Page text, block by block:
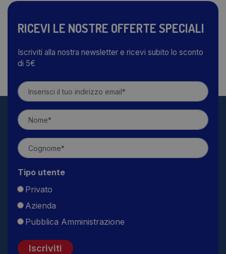
RICEVI LE NOSTRE OFFERTE SPECIALI
Iscriviti alla nostra newsletter e ricevi subito lo sconto
di 5€
Tipo utente
Privato
Azienda
Pubblica Amministrazione
Iscriviti